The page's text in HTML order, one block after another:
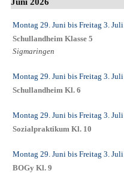
Montag 29. Juni bis Freitag 3. Juli
Schullandheim Klasse 5
Sigmaringen
Montag 29. Juni bis Freitag 3. Juli
Schullandheim Kl. 6
Montag 29. Juni bis Freitag 3. Juli
Sozialpraktikum Kl. 10
Montag 29. Juni bis Freitag 3. Juli
BOGy Kl. 9